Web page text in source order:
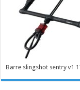
Barre slingshot sentry v1